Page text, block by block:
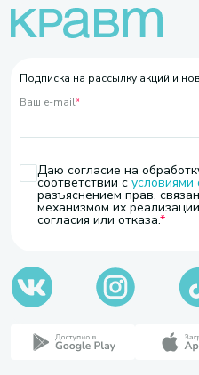
Подписка на рассылку акций и
Ваш e-mail*
Даю согласие на
соответствии с условиями
разъяснением прав,
механизмом их
согласия или отказа.